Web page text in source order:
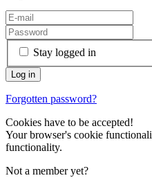
Stay logged in
Forgotten password?
Cookies have to be accepted!
Your browser's cookie
functionality.
Not a member yet?